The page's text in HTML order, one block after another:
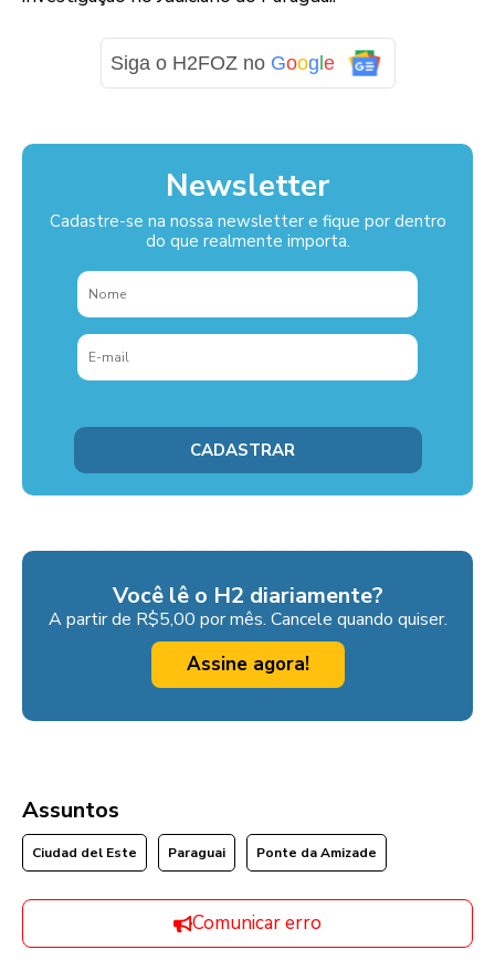
Siga o H2FOZ no Google
Newsletter
Cadastre-se na nossa newsletter e fique por dentro
do que realmente importa.
Você lê o H2 diariamente?
A partir de R$5,00 por mês. Cancele quando quiser.
Assine agora!
Assuntos
Ciudad del Este Paraguai Ponte da Amizade
Comunicar erro